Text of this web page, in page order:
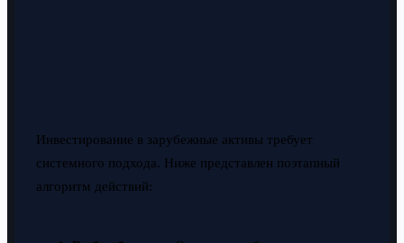
Инвестирование в зарубежные активы требует
системного подхода. Ниже представлен поэтапный
алгоритм действий: